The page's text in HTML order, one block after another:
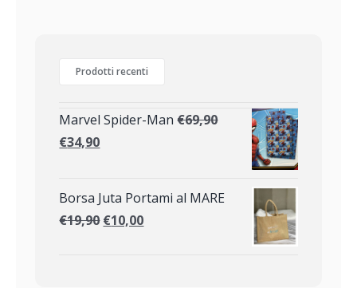
Prodotti recenti
Marvel Spider-Man €69,90
€34,90
Borsa Juta Portami al MARE
€19,90 €10,00